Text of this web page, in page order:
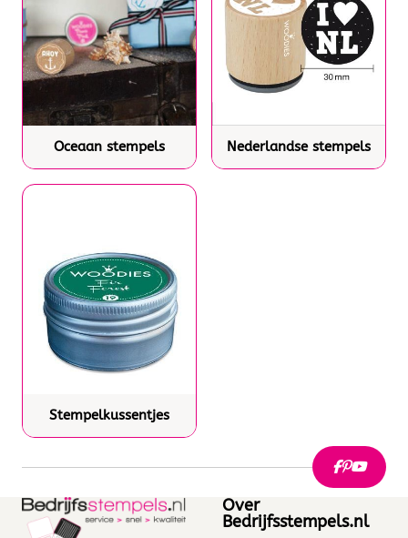
Oceaan stempels Nederlandse stempels
Stempelkussentjes
Over
Bedrijfsstempels.nl